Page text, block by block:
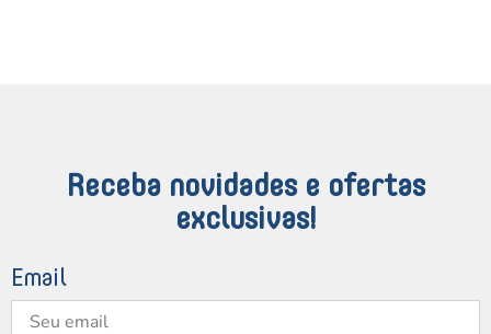
Receba novidades e ofertas
exclusivas!
Email